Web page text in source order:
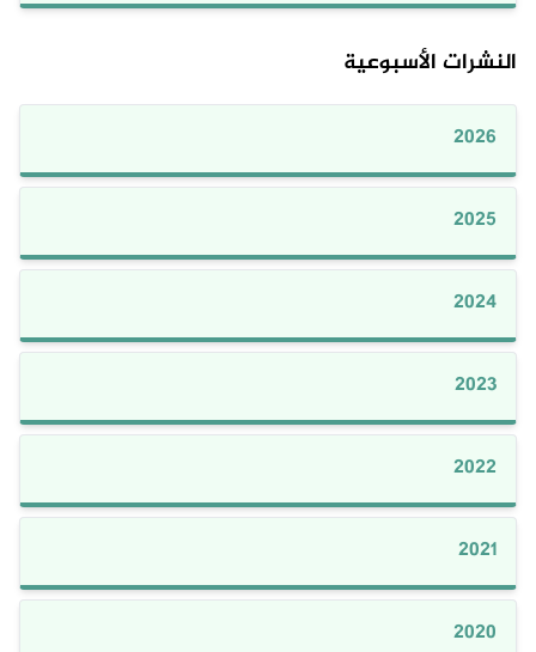
النشرات الأسبوعية
2026
2025
2024
2023
2022
2021
2020